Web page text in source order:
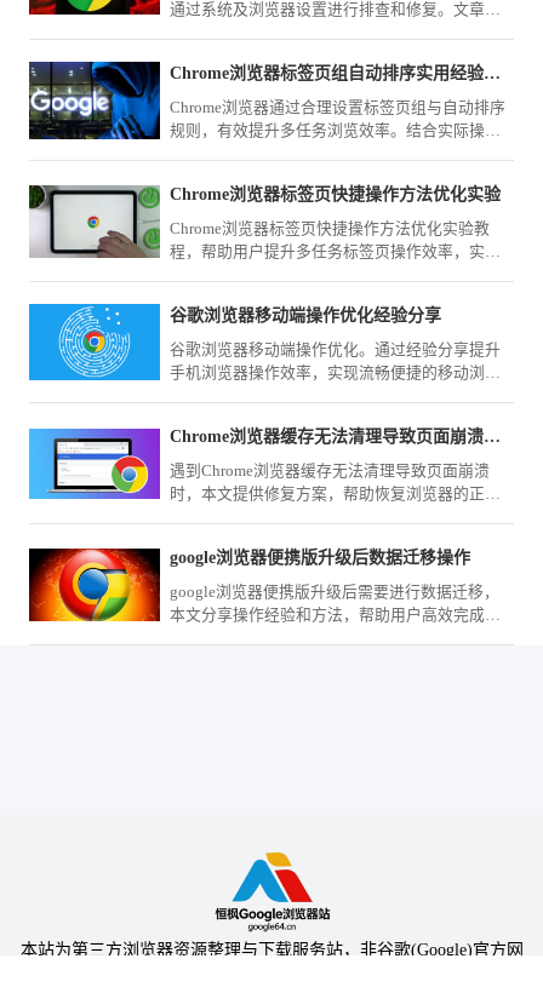
通过系统及浏览器设置进行排查和修复。文章介
Chrome浏览器标签页组自动排序实用经验分享
Chrome浏览器通过合理设置标签页组与自动排序
规则，有效提升多任务浏览效率。结合实际操作
验。
Chrome浏览器标签页快捷操作方法优化实验
Chrome浏览器标签页快捷操作方法优化实验教
程，帮助用户提升多任务标签页操作效率，实现
谷歌浏览器移动端操作优化经验分享
谷歌浏览器移动端操作优化。通过经验分享提升
手机浏览器操作效率，实现流畅便捷的移动浏览
Chrome浏览器缓存无法清理导致页面崩溃的修复
遇到Chrome浏览器缓存无法清理导致页面崩溃
时，本文提供修复方案，帮助恢复浏览器的正常
google浏览器便携版升级后数据迁移操作
google浏览器便携版升级后需要进行数据迁移，
本文分享操作经验和方法，帮助用户高效完成升
本站为第三方浏览器资源整理与下载服务站，非谷歌(Google)官方网